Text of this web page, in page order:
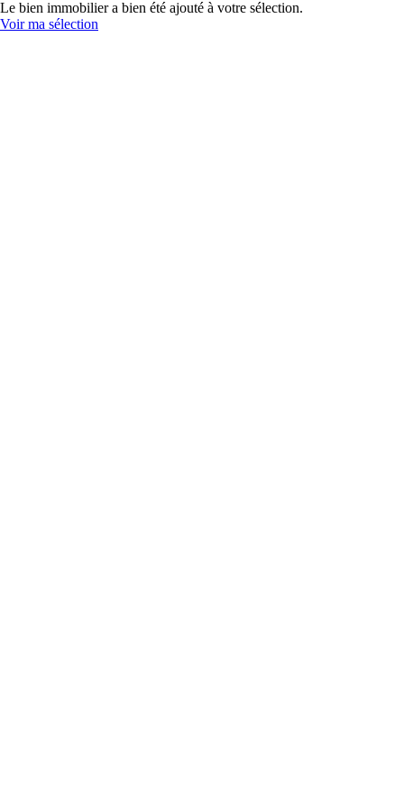
Le bien immobilier a bien été ajouté à votre sélection.
Voir ma sélection